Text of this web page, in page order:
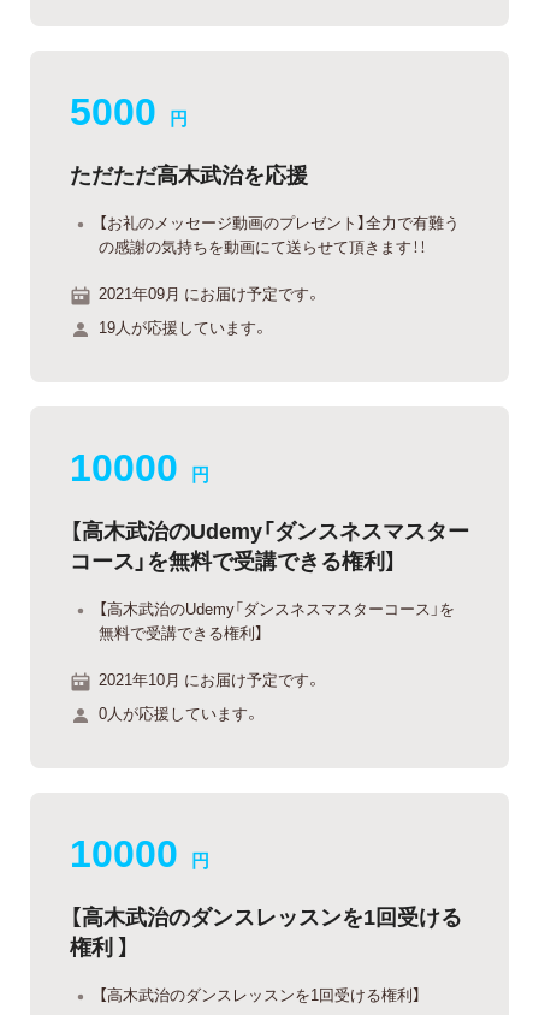
5000 円
ただただ高木武治を応援
【お礼のメッセージ動画のプレゼント】全力で有難う
の感謝の気持ちを動画にて送らせて頂きます！！
2021年09月 にお届け予定です。
19人が応援しています。
10000 円
【高木武治のUdemy「ダンスネスマスター
コース」を無料で受講できる権利】
【高木武治のUdemy「ダンスネスマスターコース」を
無料で受講できる権利】
2021年10月 にお届け予定です。
0人が応援しています。
10000 円
【高木武治のダンスレッスンを1回受ける
権利 】
【高木武治のダンスレッスンを1回受ける権利】